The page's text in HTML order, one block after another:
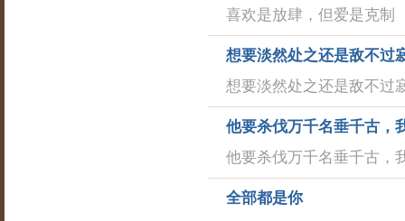
喜欢是放肆，但爱是克制
想要淡然处之还是敌不过
想要淡然处之还是敌不过
他要杀伐万千名垂千古，
他要杀伐万千名垂千古，
全部都是你